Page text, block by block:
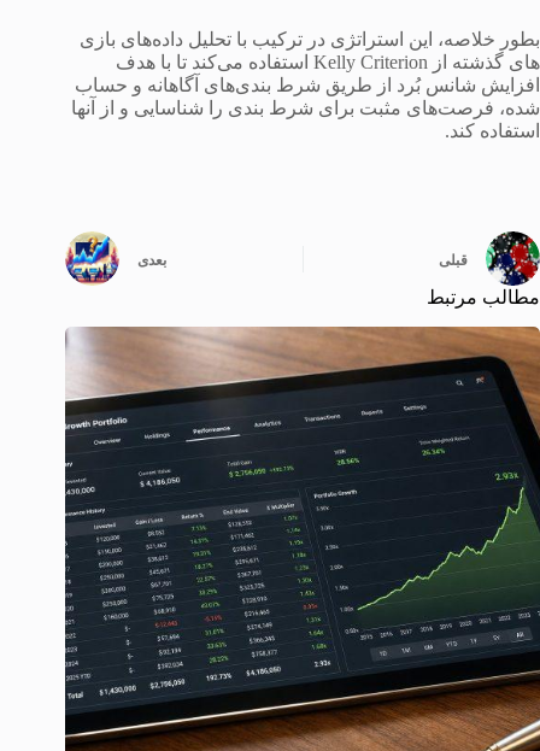
بطور خلاصه، این استراتژی در ترکیب با تحلیل داده‌های بازی
های گذشته از Kelly Criterion استفاده می‌کند تا با هدف
افزایش شانس بُرد از طریق شرط بندی‌های آگاهانه و حساب
شده، فرصت‌های مثبت برای شرط بندی را شناسایی و از آنها
استفاده کند.
قبلی بعدی
مطالب مرتبط